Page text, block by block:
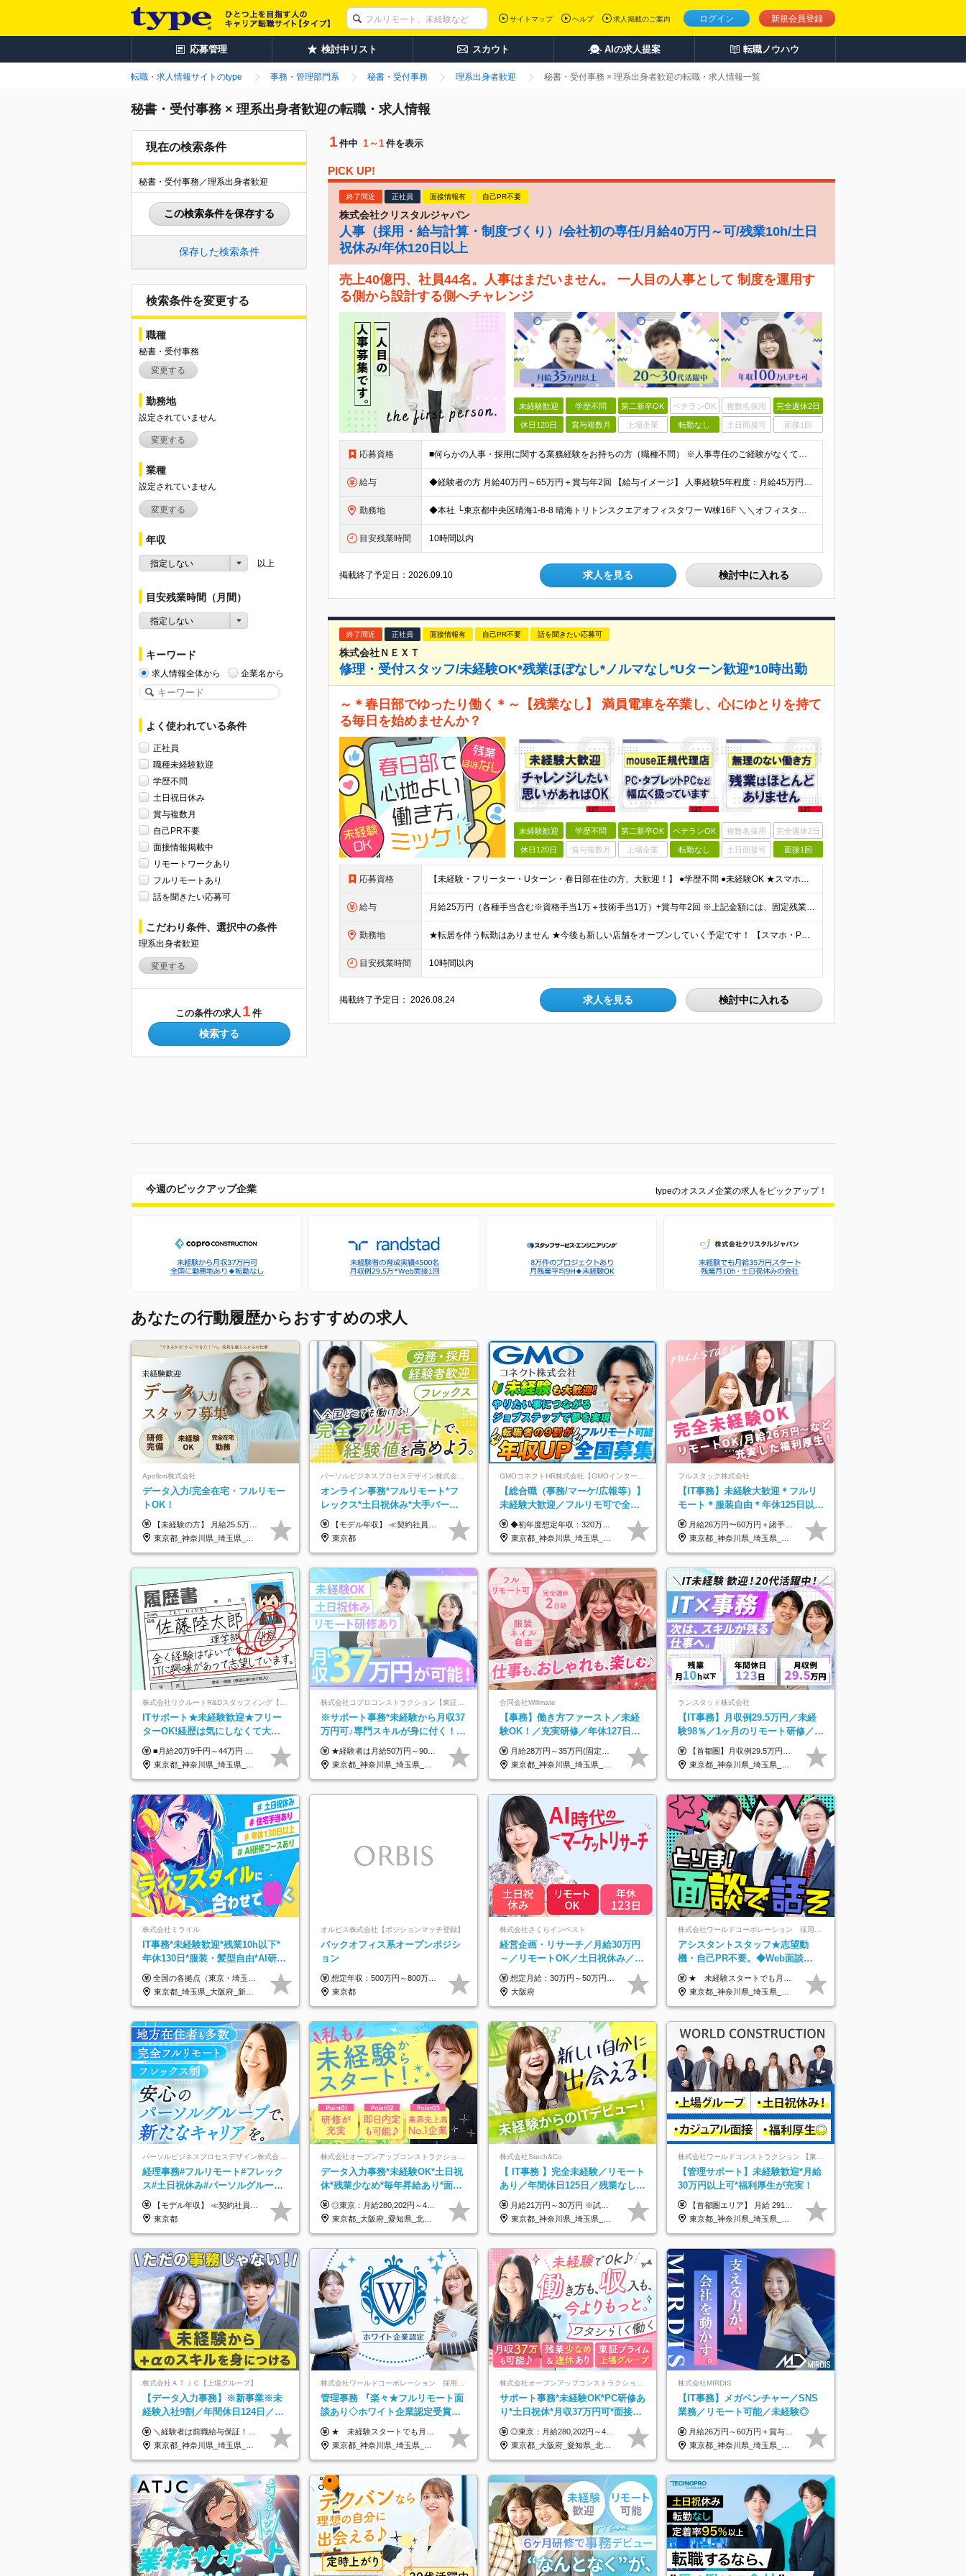
ログイン 新規会員登録
サイトマップ ヘルプ 求人掲載のご案内
応募管理 検討中リスト スカウト AIの求人提案 転職ノウハウ
転職・求人情報サイトのtype 事務・管理部門系 秘書・受付事務 理系出身者歓迎 秘書・受付事務 × 理系出身者歓迎の転職・求人情報一覧
秘書・受付事務 × 理系出身者歓迎の転職・求人情報
現在の検索条件
秘書・受付事務／理系出身者歓迎
この検索条件を保存する
保存した検索条件
検索条件を変更する
職種
秘書・受付事務
変更する
勤務地
設定されていません
変更する
業種
設定されていません
変更する
年収
指定しない 以上
目安残業時間（月間）
指定しない
キーワード
求人情報全体から 企業名から
よく使われている条件
正社員
職種未経験歓迎
学歴不問
土日祝日休み
賞与複数月
自己PR不要
面接情報掲載中
リモートワークあり
フルリモートあり
話を聞きたい応募可
こだわり条件、選択中の条件
理系出身者歓迎
変更する
この条件の求人 1 件
検索する
1 件中 1～1件を表示
PICK UP!
終了間近 正社員 面接情報有 自己PR不要
株式会社クリスタルジャパン
人事（採用・給与計算・制度づくり）/会社初の専任/月給40万円～可/残業10h/土日
祝休み/年休120日以上
売上40億円、社員44名。人事はまだいません。 一人目の人事として 制度を運用す
る側から設計する側へチャレンジ
未経験歓迎 学歴不問 第二新卒OK ベテランOK 複数名採用 完全週休2日
休日120日 賞与複数月 上場企業 転勤なし 土日面接可 面接1回
応募資格 ■何らかの人事・採用に関する業務経験をお持ちの方（職種不問） ※人事専任のご経験がなくても構いません。 総務や経理と兼務などで採用や労務に携わっていたという方も歓迎します ■学歴不問 ＜こんな方
給与 ◆経験者の方 月給40万円～65万円＋賞与年2回 【給与イメージ】 人事経験5年程度：月給45万円～ ◆未経験の方 月給35万円～65万円＋賞与年2回 ※経験・スキルを考慮のうえ、優遇いたします
勤務地 ◆本社 └東京都中央区晴海1-8-8 晴海トリトンスクエアオフィスタワー W棟16F ＼＼オフィスタワー内には商業施設が多数併設／／ カフェやレストラン、コンビニやスーパー、 100円ショップなど様
目安残業時間 10時間以内
掲載終了予定日：2026.09.10 求人を見る 検討中に入れる
終了間近 正社員 面接情報有 自己PR不要 話を聞きたい応募可
株式会社ＮＥＸＴ
修理・受付スタッフ/未経験OK*残業ほぼなし*ノルマなし*Uターン歓迎*10時出勤
～＊春日部でゆったり働く＊～【残業なし】 満員電車を卒業し、心にゆとりを持て
る毎日を始めませんか？
未経験歓迎 学歴不問 第二新卒OK ベテランOK 複数名採用 完全週休2日
休日120日 賞与複数月 上場企業 転勤なし 土日面接可 面接1回
応募資格 【未経験・フリーター・Uターン・春日部在住の方、大歓迎！】 ●学歴不問 ●未経験OK ★スマホやPCの知識は不要です！ ★「落ち着いた環境で長く働きたい」「ノルマのない職場で働きたい」という方にピ
給与 月給25万円（各種手当含む※資格手当1万＋技術手当1万）+賞与年2回 ※上記金額には、固定残業代（20時間分・3万2000円以上）が含まれます。超過分は全額支給いたします。 ★経験者・有資格者は優遇し
勤務地 ★転居を伴う転勤はありません ★今後も新しい店舗をオープンしていく予定です！ 【スマホ・PC修理工房】埼玉県春日部市谷原1-2-10 ※新店オープンに伴い、将来的に勤務場所が変更になる可能性もござい
目安残業時間 10時間以内
掲載終了予定日：2026.08.24 求人を見る 検討中に入れる
今週のピックアップ企業 typeのオススメ企業の求人をピックアップ！
あなたの行動履歴からおすすめの求人
Apollon株式会社
データ入力/完全在宅・フルリモー
トOK！
【未経験の方】 月給25.5万円以上＋各種手当 【事務経験3年以上の方】 月給28万円以上＋各種手当 ※経験・スキル・年齢を考慮の上、決定します ※試用期間：3ヶ月(雇用形態は正社員、給与・待遇に変更はありません) ※残業代は全額別途支給 ※昇給：年1回（査定あり） ※賞与：年3回（業績に応じて支給） ＼努力がしっかり評価される環境です！／ 「どんなスキルを身につければ昇給できるか」が明確だから、 着実に成長しながら収入アップを目指せます。
東京都_神奈川県_埼玉県_千葉県_大阪府_愛知県_北海道_青森県_岩手県_宮城県_秋田県_山形県_福島県_茨城県_栃木県_群馬県_新潟県_山梨県_長野県_富山県_石川県_福井県_静岡県_岐阜県_三重県_兵庫県_京都府_滋賀県_奈良県_和歌山県_広島県_岡山県_鳥取県_島根県_山口県_徳島県_香川県_愛媛県_高知県_福岡県_熊本県_佐賀県_長崎県_大分県_宮崎県_鹿児島県_沖縄県
オンライン事務*フルリモート*フ
レックス*土日祝休み*大手パーソ
ルグループ*オンライン面接*30～
40代活躍中
【モデル年収】 ≪契約社員≫ 年収330万円 (基本給23万 ＋ 地区手当3万円 ＋ 賞与)：都内在住 年収264万円 (基本給21万 ＋ 賞与)：静岡県在住 --------------- ●月給21万円～28万9900円＋賞与（年2回）＋各種手当 ●1年目想定給与：年収264万円～364万円 ●経験やスキルに応じて優遇します！ ※お住まいの地域により0～3万円の地区手当を支給しております ※試用期間中（3ヶ月間）の雇用形態および待遇に差異はありません ※残業代については選考時に詳細をご説明します ※通算契約期間の上限は5年となります ≪アルバイト≫ ●時給1,250円～2,300円 ●経験やスキルに応じて優遇します！ ●ご希望に応じ、扶養内での勤務も可能です！ ※試用期間中の雇用形態および待遇に差異はありません
東京都
【総合職（事務/マーケ/広報等）】
未経験大歓迎／フルリモ可で全国
募集！年収アップ多数★年休最大
130日★
◆初年度想定年収：320万円〜840万円 【関東／一都三県】月給24万円〜70万円 【関西・東海地方】月給23万円〜65万円 【その他の地方等】月給22万円〜60万円 ※ご経験・スキル・前職給与などを考慮の上決定いたします。 ◉固定残業代制（固定残業代10,000円含） 固定残業代は7時間分・時間超過分は追加支給 ≪月給例≫ ・月給54万円（29歳／入社3年目） ・月給38万円（26歳／入社2年目） ・月給28万円（24歳／入社1年目） ※試用期間は6ヶ月で、その間の雇用形態は契約社員です。そのほかの条件に変更はありません。
東京都_神奈川県_埼玉県_千葉県_大阪府_愛知県_北海道_青森県_岩手県_宮城県_秋田県_山形県_福島県_茨城県_栃木県_群馬県_新潟県_山梨県_長野県_富山県_石川県_福井県_静岡県_岐阜県_三重県_兵庫県_京都府_滋賀県_奈良県_和歌山県_広島県_岡山県_鳥取県_島根県_山口県_徳島県_香川県_愛媛県_高知県_福岡県_熊本県_佐賀県_長崎県_大分県_宮崎県_鹿児島県_沖縄県
フルスタック株式会社
【IT事務】未経験大歓迎＊フルリ
モート＊服装自由＊年休125日以上
＊残業なし＊月給26万円以上
月給26万円〜60万円＋諸手当＋インセンティブ（２種）＋賞与 ★Point 設立から9ヶ月で全社員2万円の昇給実績 ※成果はしっかりと還元いたします！ ★Point 100％年収UPでの待遇提示も可能！ ※経験者であれば、100％年収アップも実現可能です。 ※試用期間最大2ヶ月/月給22万円〜
東京都_神奈川県_埼玉県_千葉県_茨城県
株式会社リクルートR&Dスタッフィング【リクルートグループ】
ITサポート★未経験歓迎★フリー
ターOK!経歴は気にしなくて大丈
夫★超大手リクルートグループの
正社員/sg
■月給20万9千円～44万円 ※経験・能力・前給を考慮の上、決定いたします ※時間外手当100％支給 ※派遣就業先が変更となる場合には、就業規則、労使協定等に基づき賃金が変更となる可能性があります 「とにかく私生活重視」「残業があっても稼ぎたい」といった希望も配属の際に考慮します。 ＜手当＞ ■職務担当手当 ■通勤手当（上限月3万円） ■残業手当（全額支給） ■住宅手当（5割を会社負担／就業規則に定めるところによる） ■扶養手当 ■別居手当 ■資格試験受講料補助（資格ごとに社内規定により決定） ■資格取得奨励金 （資格により2万円～20万円の祝金支給） ◎一例 ・基本情報技術者（5万円） ・プロジェクトマネージャー試験（10万円） ・応用情報技術者試験（10万円） ・ITストラテジスト試験（10万円） ・エンベデッドシステムスペシャリスト試験（10万円） ・ディジタル技術検定（情報1級：10万円、制御1級：10万円、情報2級、制御2級：5万円 ・TOEIC（R）テスト（600～729点：5万円、 730～799点：10万円、800点以上：15万円） など
東京都_神奈川県_埼玉県_千葉県_大阪府_愛知県_青森県_岩手県_宮城県_秋田県_山形県_福島県_茨城県_栃木県_群馬県_山梨県_長野県_福井県_静岡県_岐阜県_三重県_兵庫県_京都府_滋賀県_奈良県_広島県_岡山県_山口県_香川県_福岡県_熊本県_佐賀県_長崎県_大分県_宮崎県_鹿児島県
株式会社コプロコンストラクション【東証プライム上場コプロ・ホールディングス子会社】
※サポート事務*未経験から月収37
万円可♪専門スキルが身に付く！
Web面接＆リモート研修も充実♪/a
★経験者は月給50万円～90万円 【首都圏】 月給30万1230円〜 ⇒基本22万7000円+地域6万4230円+皆勤1万円 【群馬/栃木/茨城】 月給28万1090円〜 ⇒基本23万4000円+地域3万7090円+皆勤1万円 【大阪/京都/兵庫】 月給30万130円〜 ⇒基本23万5000円+地域5万5130円+皆勤1万円 【静岡/愛知/岐阜/三重】 月給28万5840円〜 ⇒基本23万円+地域4万5840円+皆勤1万円 【北海道】 月給25万2960円〜 ⇒基本22万4000円+地域1万8960円+皆勤1万円 【福岡/佐賀/長崎/大分/熊本】 月給25万800円〜 ⇒基本21万8000円+地域2万2800円+皆勤1万円 【宮城/山形/福島】 月給25万580円〜 ⇒基本21万8000円+地域2万2580円+皆勤1万円 【広島/岡山/山口】 月給27万1090円〜 ⇒基本23万4000円+地域2万7090円+皆勤1万円 ※残業代は1分単位で全額支給（みなし残業制度なし） ※上記給与は最低支給額です。経験・能力に応じて決定致します ※試用期間1ヶ月、最大6ヶ月まで延長する可能性あり(条件変更なし) ※今期より新賃金体系へ移行しました。詳細は面接時にご説明します
東京都_神奈川県_埼玉県_大阪府_愛知県_北海道_宮城県_広島県_福岡県
合同会社Willmate
【事務】働き方ファースト／未経
験OK！／充実研修／年休127日～
／残業なし／平均20代／リモート
OK
月給28万円～35万円(固定残業代含む)+インセンティブ＋各種手当 ※経験・能力等を考慮の上、決定します。 ※残業はほとんどありませんが、発生した場合は時間外手当を100％支給します。 【固定残業代について】 なし（残業代は、実際の労働時間に応じて別途全額支給）
東京都_神奈川県_埼玉県_千葉県_大阪府_愛知県_北海道_青森県_岩手県_宮城県_秋田県_山形県_福島県_茨城県_栃木県_群馬県_新潟県_山梨県_長野県_富山県_石川県_福井県_静岡県_岐阜県_三重県_兵庫県_京都府_滋賀県_奈良県_和歌山県_広島県_岡山県_鳥取県_島根県_山口県_徳島県_香川県_愛媛県_高知県_福岡県_熊本県_佐賀県_長崎県_大分県_宮崎県_鹿児島県_沖縄県_海外
ランスタッド株式会社
【IT事務】月収例29.5万円／未経
験98％／1ヶ月のリモート研修／既
卒・第二新卒歓迎／年間休日123
日/OW
【首都圏】月収例29.5万円（月給26万円＋諸手当） 【東海・関西】月収例28.5万円（月給25万円＋諸手当） 【九州】月収例26万円（月給23万円＋諸手当） ※経験・スキル・前職給与を踏まえ、総合的に判断して決定します。 例：首都圏 月収例31万円（月給27万円＋諸手当） ◆各種手当 ・通勤手当（上限4万円まで） ・残業代手当（1分単位で全額支給） ※固定残業代制は採用しておりません ・資格取得支援 ◆昇給：年1回 ◆補足 ・研修中1ヶ月間は、時給1670円となります。 ・試用期間6ヶ月あり。その間の待遇に変更はありません。 ※詳細は面接時にご案内します。
東京都_神奈川県_埼玉県_千葉県_大阪府_愛知県_兵庫県_京都府_福岡県
株式会社ミライル
IT事務*未経験歓迎*残業10h以下*
年休130日*服装・髪型自由*AI研修
あり*住宅手当あり*転勤なし
全国の各拠点（東京・埼玉・新潟・福岡・大阪）で募集中！ 給与は以下の通り、勤務地により異なります。 新潟勤務の場合 201,000円〜201,000円（試用期間変更なし）＋賞与 東京・埼玉勤務の場合 225,000円〜250,000円（試用期間 220,000円）＋賞与 福岡勤務の場合 182,000円〜220,000円（試用期間182,000円）＋賞与 大阪勤務の場合 210,000円〜210,000円（試用期間変更なし）＋賞与 初年度想定年収：280～300万円 ※残業代は全額支給します（1分単位でお支払いします） ※試用期間6ヵ月。試用期間中でも条件変わらず。 ※土日祝含めた勤務可能な方は、土日手当10,000円（毎月）を別途支給。
東京都_埼玉県_大阪府_新潟県_福岡県
オルビス株式会社【ポジションマッチ登録】
バックオフィス系オープンポジシ
ョン
想定年収：500万円～800万円 ※ご経験やスキルに応じて決定します。 ※上記想定年収はあくまでも目安の金額であり、 選考を通じて上下する可能性があります。
東京都
株式会社さくらインベスト
経営企画・リサーチ／月給30万円
～／リモートOK／土日祝休み／生
成AIを活用できる方歓迎
想定月給：30万円～50万円程度＋各種手当＋賞与年2回 ※想定年収：400万円～600万円 ※経験・能力等考慮の上、規定により優遇 ※上記月給には固定残業代を含みます。固定残業代は、時間外労働の有無に関わらず月10時間分（月2.2万円（月収30万円の場合）～3.6万円（月収50万円の場合））を支給し、超過分は追加で支給します ※試用期間2ヶ月（待遇に差異なし） 【固定残業代について】 固定残業10時間分（22,000円～36,000円）を含む ※超過分は別途全額支給
大阪府
アシスタントスタッフ★志望動
機・自己PR不要。◆Web面談
OK◆完全週休2日◆年収700万円
可/p13
★ 未経験スタートでも月収40万円以上も目指せます！ ★ ★ 試用期間6か月あり／給与・待遇に変更なし ★ ＼パターン①orパターン②で給与形態の選択が可能／ ＜パターン①＞ 月給+交通費+（残業代は全額別途支給） 【首都圏・関東・北信越】 月給30.0万円以上 【関西】 月給27.5万円以上 【中部】 月給26.5万円以上 【東北】 月給24.5万円以上 【北海道】 月給24.0万円以上 【九州・中四国】 月給25.5万円以上 ＜パターン②＞ 月給（固定残業代20H含む）+交通費+賞与年2回+残業代 （※20H場合を超過した場合は全額別途支給） 【首都圏・関東・北信越】 月給25.0万円以上 【関 西・中部】 月給24.5万円以上 【東 北・北海道・九州・中四国】 月給23.5万円以上 ※上記給与には固定残業代（月20H分）を含みます 固定残業代は残業の有無に関わらず支給し、超過分は別途全額支給いたします ①②の給与形態はご本人様と相談の上、最終的に会社が決定いたします （内定時に通知） ■給与改定年1回 ■(※)賞与年2回（昨年度支給実績2回／頑張りを評価） (※)支給条件に規定あり
東京都_神奈川県_埼玉県_千葉県_大阪府_愛知県_北海道_青森県_岩手県_宮城県_秋田県_山形県_福島県_茨城県_栃木県_群馬県_新潟県_山梨県_長野県_富山県_石川県_福井県_静岡県_岐阜県_三重県_兵庫県_京都府_滋賀県_奈良県_和歌山県_広島県_岡山県_鳥取県_島根県_山口県_徳島県_香川県_愛媛県_高知県_福岡県_佐賀県_長崎県_大分県_宮崎県_鹿児島県_沖縄県
経理事務#フルリモート#フレック
ス#土日祝休み#パーソルグループ#
年休120日以上#正社員登用あり#
服装自由
【モデル年収】 ≪契約社員≫ 年収330万円 (基本給23万 ＋ 地区手当3万円 ＋ 賞与)：都内在住 年収264万円 (基本給21万 ＋ 賞与)：静岡県在住 --------------- ●月給21万円～28万9900円＋賞与（年2回）＋各種手当 ●1年目想定給与：年収264万円～364万円 ●経験やスキルに応じて優遇します！ ※お住まいの地域により0～3万円の地区手当を支給しております ※試用期間中（3ヶ月間）の雇用形態および待遇に差異はありません ※残業代については選考時に詳細をご説明します ※通算契約期間の上限は5年となります ≪アルバイト≫ ●時給1,250円～2,300円 ●経験やスキルに応じて優遇します！ ●ご希望に応じ、扶養内での勤務も可能です！ ※試用期間中の雇用形態および待遇に差異はありません
東京都
データ入力事務*未経験OK*土日祝
休*残業少なめ*毎年昇給あり*面接
1回*月収37万円可/o
◎東京：月給280,202円～402,430円 ◎大阪：月給269,824円～392,052円 ◎名古屋：月給285,967円～408,195円 ◎その他：月給265,212円～387,440円 ※試用期間3か月／待遇は研修期間中のみ変更あり （東京：23.9万円～、大阪：月給23.4万円～、名古屋：月給24.2万円～、その他：月給23.1万円～） ※固定残業代（配属後に支給）・一律手当を含む ※固定残業代は残業がない場合も支給し、超過分は別途支給する ※年齢、経験、能力を考慮し、支給額を決定します。
東京都_大阪府_愛知県_北海道_宮城県_新潟県_石川県_静岡県_広島県_福岡県_沖縄県
株式会社Stech&Co.
【 IT事務 】完全未経験／リモート
あり／年間休日125日／残業なし／
産休育休あり／服装・髪型自由／
毎年昇給
月給21万円～30万円 ※試用期間3ヶ月間の待遇に変動はありません。 ※みなし残業代(月20時間分29,725円～)を含む。（※超過分は追加支給）
東京都_神奈川県_埼玉県_千葉県_大阪府_愛知県_北海道_青森県_岩手県_宮城県_秋田県_山形県_福島県_茨城県_栃木県_群馬県_新潟県_山梨県_長野県_富山県_石川県_福井県_静岡県_岐阜県_三重県_兵庫県_京都府_滋賀県_奈良県_和歌山県_広島県_岡山県_鳥取県_島根県_山口県_徳島県_香川県_愛媛県_高知県_福岡県_熊本県_佐賀県_長崎県_大分県_宮崎県_鹿児島県_沖縄県
【管理サポート】未経験歓迎*月給
30万円以上可*福利厚生が充実！
【首都圏エリア】 月給 291,800円以上 ＋ 各種手当 【北関東エリア】 月給 264,260円以上 ＋ 各種手当 【関西・四国エリア】 月給 278,040円以上 ＋ 各種手当 【中部エリア】 月給 278,040円以上 ＋ 各種手当 【北海道・東北エリア】 月給 247,000円以上 ＋ 各種手当 【九州エリア】 月給 235,540円以上 ＋ 各種手当 【中国エリア】 月給 250,460 円以上 ＋ 各種手当 ※全て年齢・経験・能力などを考慮します。 ※試用期間3ヶ月あり。その間の待遇に変動はありません。 ※固定残業代（20時間分）を含む 首都圏／37,800円以上 北関東／34,260円以上 関西・四国／36,040円以上 中部／36,040円以上 北海道・東北／32,000円以上 九州／30,540円以上 中国／32,460円以上 ※超過分は全額支給 初年度の年収 400万円～900万円
東京都_神奈川県_埼玉県_千葉県_大阪府_愛知県_北海道_青森県_岩手県_宮城県_秋田県_山形県_福島県_茨城県_栃木県_群馬県_新潟県_山梨県_長野県_富山県_石川県_福井県_静岡県_岐阜県_三重県_兵庫県_京都府_滋賀県_奈良県_和歌山県_広島県_岡山県_鳥取県_島根県_山口県_徳島県_香川県_愛媛県_高知県_福岡県_熊本県_佐賀県_長崎県_大分県_宮崎県_鹿児島県_沖縄県
株式会社ＡＴＪＣ【上場グループ】
【データ入力事務】※新事業※未
経験入社9割／年間休日124日／月
残業13h／土日祝休み／給与改定
年2回
＼経験者は前職給与保証！／ 月給23万円～33万円＋各種手当 ☆給与改定年2回あり！ ※上記金額には固定残業代（31,081円～44,595円／20時間分）を含みます。 ※超過分は別途支給します。 ★試用期間：6ヶ月 未経験の場合、試用期間中は月給21万円（固定残業代12,353円／8時間分）となります。ただし、2026年7月1日以降は給与改定に伴い、試用期間の途中であっても、月給230,000円（固定残業代31,081円／20時間分）を適用します。 ※超過分は別途支給します。
東京都_神奈川県_埼玉県_千葉県
株式会社ワールドコーポレーション 採用事業部【上場グループ】
管理事務 『楽々★フルリモート面
談あり◇ホワイト企業認定受賞◇
完全週休2日◇賞与年2回 /p13
★ 未経験スタートでも月収40万円以上も目指せます！ ★ ★ 試用期間6か月あり／給与・待遇に変更なし ★ ＼パターン①orパターン②で給与形態の選択が可能／ ＜パターン①＞ 月給+交通費+（残業代は全額別途支給） 【首都圏・関東・北信越】 月給30.0万円以上 【関西】 月給27.5万円以上 【中部】 月給26.5万円以上 【東北】 月給24.5万円以上 【北海道】 月給24.0万円以上 【九州・中四国】 月給25.5万円以上 ＜パターン②＞ 月給（固定残業代20H含む）+交通費+賞与年2回+残業代 （※20H場合を超過した場合は全額別途支給） 【首都圏・関東・北信越】 月給25.0万円以上 【関 西・中部】 月給24.5万円以上 【東 北・北海道・九州・中四国】 月給23.5万円以上 ※上記給与には固定残業代（月20H分）を含みます 固定残業代は残業の有無に関わらず支給し、超過分は別途全額支給いたします ①②の給与形態はご本人様と相談の上、最終的に会社が決定いたします （内定時に通知） ■給与改定年1回 ■(※)賞与年2回（昨年度支給実績2回／頑張りを評価） (※)支給条件に規定あり
東京都_神奈川県_埼玉県_千葉県_大阪府_愛知県_北海道_青森県_岩手県_宮城県_秋田県_山形県_福島県_茨城県_栃木県_群馬県_新潟県_山梨県_長野県_富山県_石川県_福井県_静岡県_岐阜県_三重県_兵庫県_京都府_滋賀県_奈良県_和歌山県_広島県_岡山県_鳥取県_島根県_山口県_徳島県_香川県_愛媛県_高知県_福岡県_熊本県_佐賀県_長崎県_大分県_宮崎県_鹿児島県_沖縄県
株式会社オープンアップコンストラクション（東証プライム上場グループ）
サポート事務*未経験OK*PC研修あ
り*土日祝休*月収37万円可*面接1
回/o
◎東京：月給280,202円～402,430円 ◎大阪：月給269,824円～392,052円 ◎名古屋：月給285,967円～408,195円 ◎その他：月給265,212円～387,440円 ※試用期間3か月／待遇は研修期間中のみ変更あり （東京：23.9万円～、大阪：月給23.4万円～、名古屋：月給24.2万円～、その他：月給23.1万円～） ※固定残業代（配属後に支給）・一律手当を含む ※固定残業代は残業がない場合も支給し、超過分は別途支給する ※年齢、経験、能力を考慮し、支給額を決定します。
東京都_大阪府_愛知県_北海道_宮城県_新潟県_石川県_静岡県_広島県_福岡県_沖縄県
株式会社MIRDIS
【IT事務】メガベンチャー／SNS
業務／リモート可能／未経験◎
月給26万円～60万円＋賞与1回＋各種手当 ★Point：経験者の方は100％年収UPでの待遇提示も可能！ ※試用期間6カ月 ※期間中は月給20万円以上～スタート ※期間中は契約社員
東京都_神奈川県_埼玉県_千葉県